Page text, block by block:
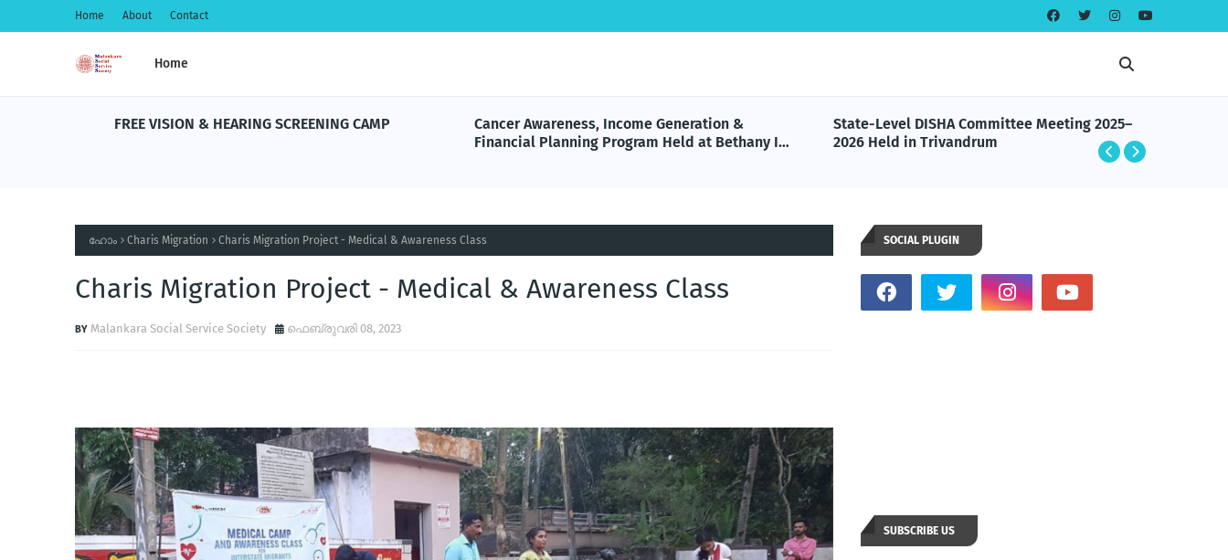
Home About Contact
Home
FREE VISION & HEARING SCREENING CAMP
Cancer Awareness, Income Generation &
Financial Planning Program Held at Bethany ITI,
State-Level DISHA Committee Meeting 2025–
2026 Held in Trivandrum
ഹോം Charis Migration Charis Migration Project - Medical & Awareness Class
Charis Migration Project - Medical & Awareness Class
Malankara Social Service Society ഫെബ്രുവരി 08, 2023
SOCIAL PLUGIN
SUBSCRIBE US